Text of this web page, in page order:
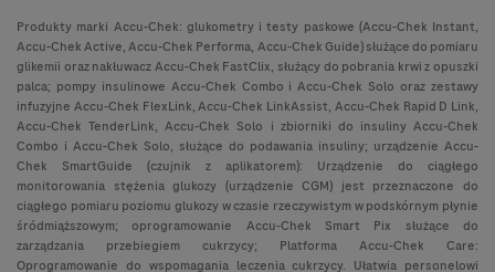
Produkty marki Accu-Chek: glukometry i testy paskowe (Accu-Chek Instant,
Accu-Chek Active, Accu-Chek Performa, Accu-Chek Guide) służące do pomiaru
glikemii oraz nakłuwacz Accu-Chek FastClix, służący do pobrania krwi z opuszki
palca; pompy insulinowe Accu-Chek Combo i Accu-Chek Solo oraz zestawy
infuzyjne Accu-Chek FlexLink, Accu-Chek LinkAssist, Accu-Chek Rapid D Link,
Accu-Chek TenderLink, Accu-Chek Solo i zbiorniki do insuliny Accu-Chek
Combo i Accu-Chek Solo, służące do podawania insuliny; urządzenie Accu-
Chek SmartGuide (czujnik z aplikatorem): Urządzenie do ciągłego
monitorowania stężenia glukozy (urządzenie CGM) jest przeznaczone do
ciągłego pomiaru poziomu glukozy w czasie rzeczywistym w podskórnym płynie
śródmiąższowym; oprogramowanie Accu-Chek Smart Pix służące do
zarządzania przebiegiem cukrzycy; Platforma Accu-Chek Care:
Oprogramowanie do wspomagania leczenia cukrzycy. Ułatwia personelowi